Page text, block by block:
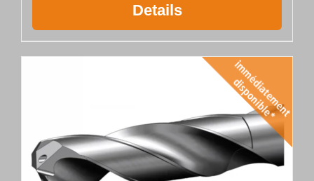
Details